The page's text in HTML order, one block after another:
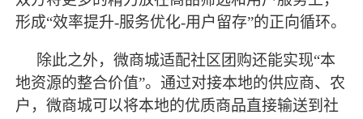
形成“效率提升-服务优化-用户留存”的正向循环。
除此之外，微商城适配社区团购还能实现“本
地资源的整合价值”。通过对接本地的供应商、农
户，微商城可以将本地的优质商品直接输送到社